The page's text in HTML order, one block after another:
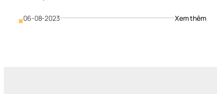
■06-08-2023 Xem thêm: